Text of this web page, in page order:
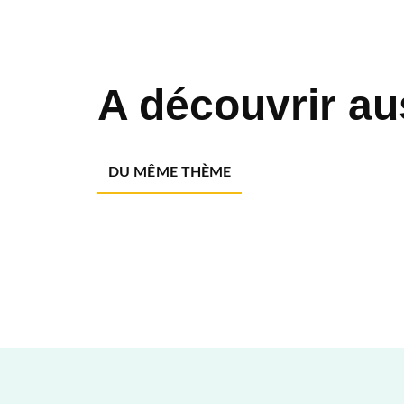
A découvrir
DU MÊME THÈME